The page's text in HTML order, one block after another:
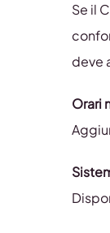
Se il
deve
Orari